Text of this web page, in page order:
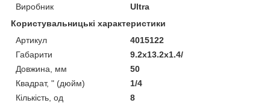
Виробник
Ultra
Користувальницькі характеристики
Артикул
4015122
Габарити
9.2x13.2x1.4/
Довжина, мм
50
Квадрат, " (дюйм)
1/4
Кількість, од
8